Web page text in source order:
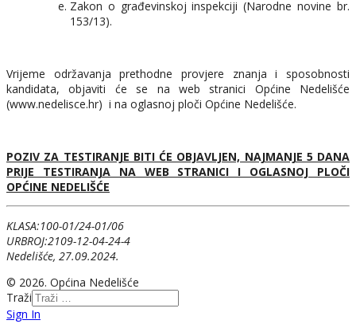
Zakon o građevinskoj inspekciji (Narodne novine br.
153/13).
Vrijeme održavanja prethodne provjere znanja i sposobnosti
kandidata, objaviti će se na web stranici Općine Nedelišće
(www.nedelisce.hr) i na oglasnoj ploči Općine Nedelišće.
POZIV ZA TESTIRANJE BITI ĆE OBJAVLJEN, NAJMANJE 5 DANA
PRIJE TESTIRANJA NA WEB STRANICI I OGLASNOJ PLOČI
OPĆINE NEDELIŠĆE
KLASA:100-01/24-01/06
URBROJ:2109-12-04-24-4
Nedelišće, 27.09.2024.
© 2026. Općina Nedelišće
Traži
Sign In